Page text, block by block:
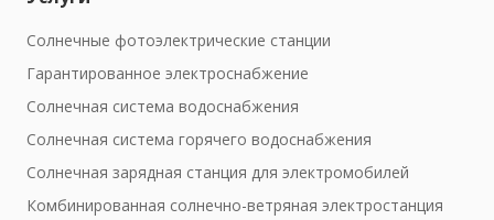
Солнечные фотоэлектрические станции
Гарантированное электроснабжение
Солнечная система водоснабжения
Солнечная система горячего водоснабжения
Солнечная зарядная станция для электромобилей
Комбинированная солнечно-ветряная электростанция